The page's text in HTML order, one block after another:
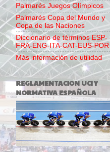
Palmarés Juegos Olímpicos
Palmarés Copa del Mundo y
Copa de las Naciones
Diccionario de términos ESP-
FRA-ENG-ITA-CAT-EUS-POR
Más información de utilidad
REGLAMENTACION UCI Y
NORMATIVA ESPAÑOLA